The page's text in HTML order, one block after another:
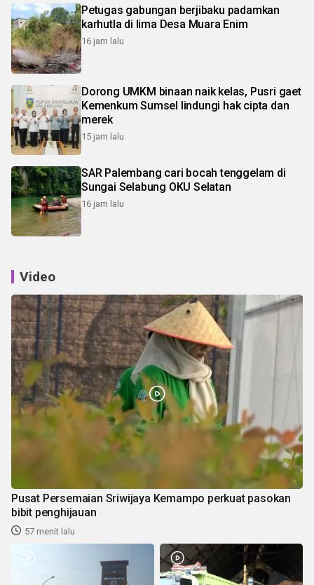
Petugas gabungan berjibaku padamkan
karhutla di lima Desa Muara Enim
16 jam lalu
Dorong UMKM binaan naik kelas, Pusri gaet
Kemenkum Sumsel lindungi hak cipta dan
merek
15 jam lalu
SAR Palembang cari bocah tenggelam di
Sungai Selabung OKU Selatan
16 jam lalu
Video
Pusat Persemaian Sriwijaya Kemampo perkuat pasokan
bibit penghijauan
57 menit lalu